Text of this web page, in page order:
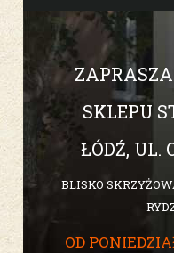
SKLEPU
ŁÓDŹ, UL.
BLISKO
OD